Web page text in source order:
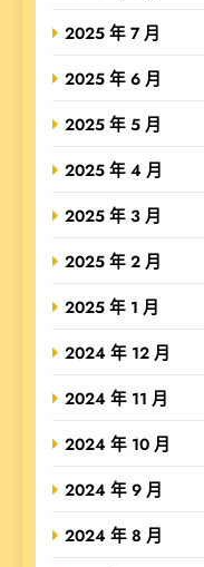
2025 年 7 月
2025 年 6 月
2025 年 5 月
2025 年 4 月
2025 年 3 月
2025 年 2 月
2025 年 1 月
2024 年 12 月
2024 年 11 月
2024 年 10 月
2024 年 9 月
2024 年 8 月